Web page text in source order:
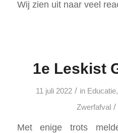
Wij zien uit naar veel
1e Leskist
11 juli 2022 / in Educatie,
Zwerfafval /
Met enige trots